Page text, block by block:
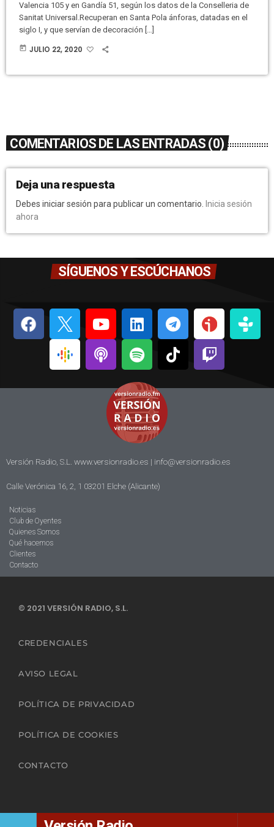
Valencia 105 y en Gandía 51, según los datos de la Conselleria de
Sanitat Universal.Recuperan en Santa Pola ánforas, datadas en el
siglo I, y que servían de decoración […]
today JULIO 22, 2020
COMENTARIOS DE LAS ENTRADAS (0)
Deja una respuesta
Debes iniciar sesión para publicar un comentario.
Inicia sesión
ahora
SÍGUENOS Y ESCÚCHANOS
Versión Radio, S.L. www.versionradio.es | info@versionradio.es
Calle Verónica 16, 2, 1 03201 Elche (Alicante)
Noticias
Club de Oyentes
Quienes Somos
Qué hacemos
Clientes
Contacto
© 2021 VERSIÓN RADIO, S.L.
CREDENCIALES
AVISO LEGAL
POLÍTICA DE PRIVACIDAD
POLÍTICA DE COOKIES
CONTACTO